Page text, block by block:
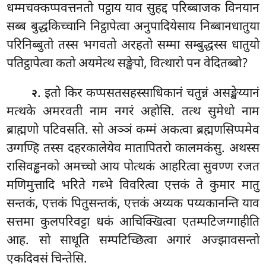
धम्मचक्कप्पवत्तनतो पट्ठाय याव सुहद्द परिब्बाजक विनयान
सब्ब बुद्धकिच्चानि निट्ठापेत्वा अनुपादियेसाय निब्बानधातुया
परिनिब्बुतो तस्स भगवतो अरहतो सम्मा सम्बुद्धस्स धातुयो
पतिट्ठापेत्वा कतो अयमेत्थ सङ्खेपो, वित्थारो पन वेदितब्बो?
२. इतो किर कप्पसतसहस्साधिकानं चतुन्नं असङ्खेय्यानं
मत्थके अमरवती नाम नगरं अहोसि. तत्थ सुमेधो नाम
ब्राह्मणो पटिवसति. सो अञ्ञं कम्मं अकत्वा ब्रह्मणसिप्पमेव
उग्गण्हि तस्स दहरकालेयेव मातापितरो कालमकंसु. अथस्स
रासिवड्ढनको अमच्चो आय पोत्थकं आहरित्वा सुवण्ण रजत
मणिमुत्तादि भरिते गब्भे विवरित्वा एत्तकं ते कुमार मातु
सन्तकं, एत्तकं पितुसन्तकं, एत्तकं अय्यक पय्यकानन्ति याव
सत्तमा कुलपरिवट्टा धकं आचिक्खित्वा एतम्पटिजग्गाहीति
आह. सो साधूति सम्पटिच्छित्वा अगारं अज्झावसन्तो
एकदिवसं चिन्तेसि.